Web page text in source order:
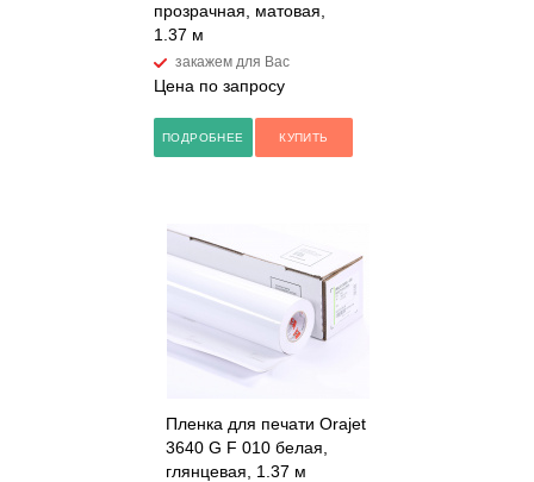
прозрачная, матовая,
1.37 м
закажем для Вас
Цена по запросу
ПОДРОБНЕЕ КУПИТЬ
Пленка для печати Orajet
3640 G F 010 белая,
глянцевая, 1.37 м